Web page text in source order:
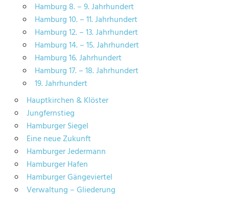
Hamburg 8. – 9. Jahrhundert
Hamburg 10. – 11. Jahrhundert
Hamburg 12. – 13. Jahrhundert
Hamburg 14. – 15. Jahrhundert
Hamburg 16. Jahrhundert
Hamburg 17. – 18. Jahrhundert
19. Jahrhundert
Hauptkirchen & Klöster
Jungfernstieg
Hamburger Siegel
Eine neue Zukunft
Hamburger Jedermann
Hamburger Hafen
Hamburger Gängeviertel
Verwaltung – Gliederung